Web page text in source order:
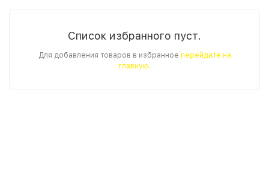
Список избранного пуст.
Для добавления товаров в избранное перейдите на
главную.